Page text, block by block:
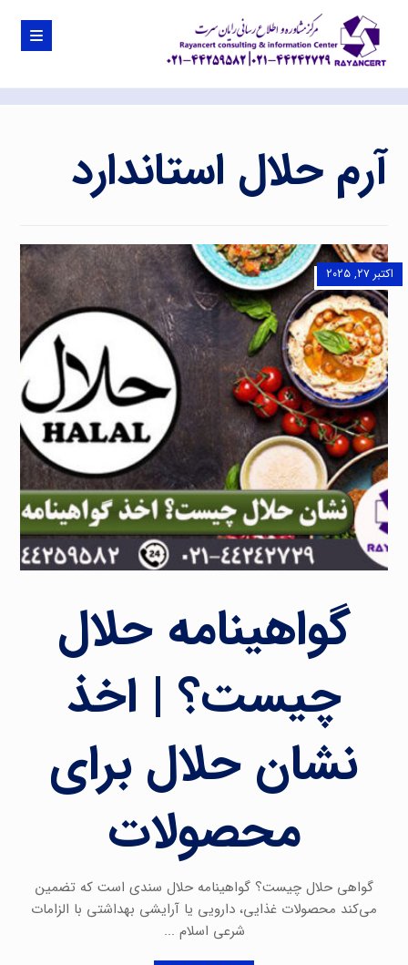
آرم حلال استاندارد
گواهینامه حلال
چیست؟ | اخذ
نشان حلال برای
محصولات
اکتبر ۲۷, ۲۰۲۵
گواهی حلال چیست؟ گواهینامه حلال سندی است که تضمین
می‌کند محصولات غذایی، دارویی یا آرایشی بهداشتی با الزامات
شرعی اسلام ...